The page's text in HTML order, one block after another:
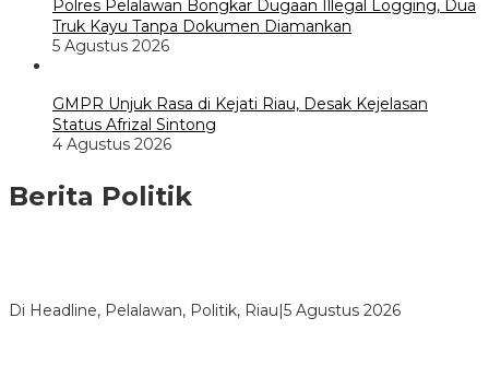
Polres Pelalawan Bongkar Dugaan Illegal Logging, Dua
Truk Kayu Tanpa Dokumen Diamankan
5 Agustus 2026
GMPR Unjuk Rasa di Kejati Riau, Desak Kejelasan
Status Afrizal Sintong
4 Agustus 2026
Berita Politik
Di Headline, Pelalawan, Politik, Riau|5 Agustus 2026